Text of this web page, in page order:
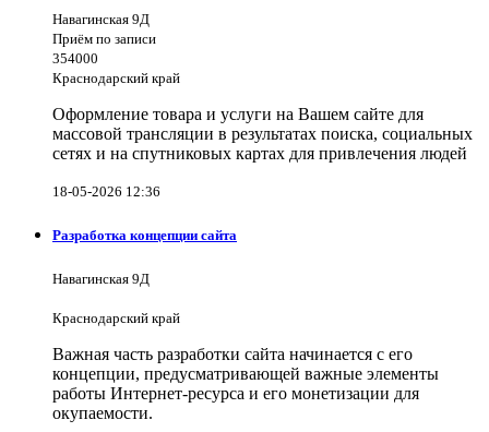
Навагинская 9Д
Приём по записи
354000
Краснодарский край
Оформление товара и услуги на Вашем сайте для
массовой трансляции в результатах поиска, социальных
сетях и на спутниковых картах для привлечения людей
18-05-2026 12:36
Разработка концепции сайта
Навагинская 9Д
Краснодарский край
Важная часть разработки сайта начинается с его
концепции, предусматривающей важные элементы
работы Интернет-ресурса и его монетизации для
окупаемости.